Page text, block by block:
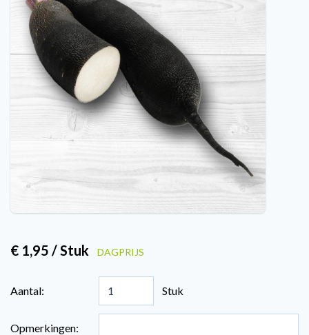
€ 1,95 / Stuk DAGPRIJS
Aantal: Stuk
Opmerkingen: